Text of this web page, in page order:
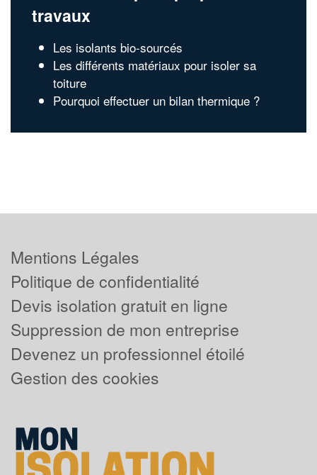
travaux
Les isolants bio-sourcés
Les différents matériaux pour isoler sa
toiture
Pourquoi effectuer un bilan thermique ?
Mentions Légales
Politique de confidentialité
Devis isolation gratuit en ligne
Suppression de mon entreprise
Devenez un professionnel étoilé
Gestion des cookies